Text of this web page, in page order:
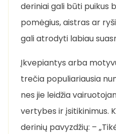
deriniai gali būti puikus
pomėgius, aistras ar
gali atrodyti labiau
Įkvepiantys arba
trečia populiariausia
nes jie leidžia
vertybes ir įsitikinimus.
derinių pavyzdžių: –